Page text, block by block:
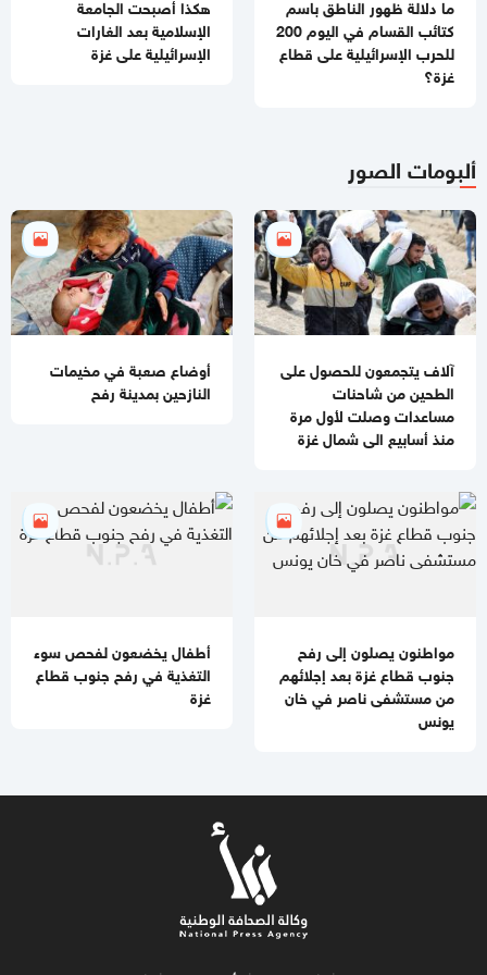
12:21 مساءاً
تقرير: مشارع استيطانية جديدة غير مسبوقة تغيّر الواقع في شمال
الضفة
أمريكا تقصف أهدافا إيرانية قرب هرمز والحرس الثوري يرد و يتهمها
بنقض مذكرة التفاهم
09:38 صباحا
حماس: وفد من الحركة يتوجه للقاهرة خلال أيام لتسليم الرد على
المقاربات الجديدة
ما دلالة ظهور الناطق باسم
كتائب القسام في اليوم 200
للحرب الإسرائيلية على قطاع
غزة؟
هكذا أصبحت الجامعة
الإسلامية بعد الغارات
الإسرائيلية على غزة
ألبومات الصور
آلاف يتجمعون للحصول على
الطحين من شاحنات
مساعدات وصلت لأول مرة
منذ أسابيع الى شمال غزة
أوضاع صعبة في مخيمات
النازحين بمدينة رفح
مواطنون يصلون إلى رفح
جنوب قطاع غزة بعد إجلائهم
من مستشفى ناصر في خان
يونس
أطفال يخضعون لفحص سوء
التغذية في رفح جنوب قطاع
غزة